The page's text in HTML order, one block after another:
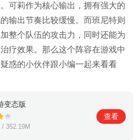
可莉作为核心输出，拥有强大的
输出节奏比较缓慢。而班尼特则
整个队伍的攻击力，同时还能为
疗效果。那么这个阵容在游戏中
惑的小伙伴跟小编一起来看看
变态版
352.19M
查看